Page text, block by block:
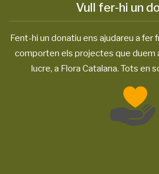
Vull fer-hi un
Fent-hi un donatiu ens ajudareu a fer
comporten els projectes que duem
lucre, a Flora Catalana. Tots en